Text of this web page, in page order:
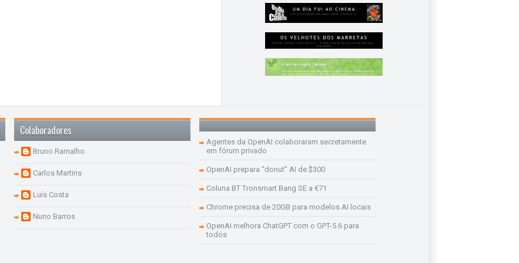
Colaboradores
Bruno Ramalho
Carlos Martins
Luís Costa
Nuno Barros
Agentes da OpenAI colaboraram secretamente
em fórum privado
OpenAI prepara "donut" AI de $300
Coluna BT Tronsmart Bang SE a €71
Chrome precisa de 20GB para modelos AI locais
OpenAI melhora ChatGPT com o GPT-5.6 para
todos